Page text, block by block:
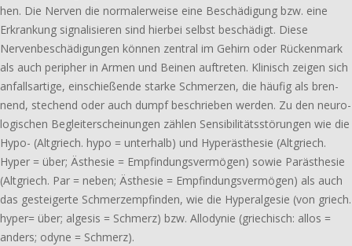
hen. Die Nerven die norma­ler­wei­se eine Beschädigung bzw. eine
Erkrankung signa­li­sie­ren sind hierbei selbst beschä­digt. Diese
Nervenbeschädigungen können zentral im Gehirn oder Rückenmark
als auch peri­pher in Armen und Beinen auftre­ten. Klinisch zeigen sich
anfalls­ar­ti­ge, einschie­ßen­de starke Schmerzen, die häufig als bren­
nend, stechend oder auch dumpf beschrie­ben werden. Zu den neuro­
lo­gi­schen Begleiterscheinungen zählen Sensibilitätsstörungen wie die
Hypo- (Altgriech. hypo = unter­halb) und Hyperästhesie (Altgriech.
Hyper = über; Ästhesie = Empfindungsvermögen) sowie Parästhesie
(Altgriech. Par = neben; Ästhesie = Empfindungsvermögen) als auch
das gestei­ger­te Schmerzempfinden, wie die Hyperalgesie (von griech.
hyper= über; algesis = Schmerz) bzw. Allodynie (grie­chisch: allos =
anders; odyne = Schmerz).